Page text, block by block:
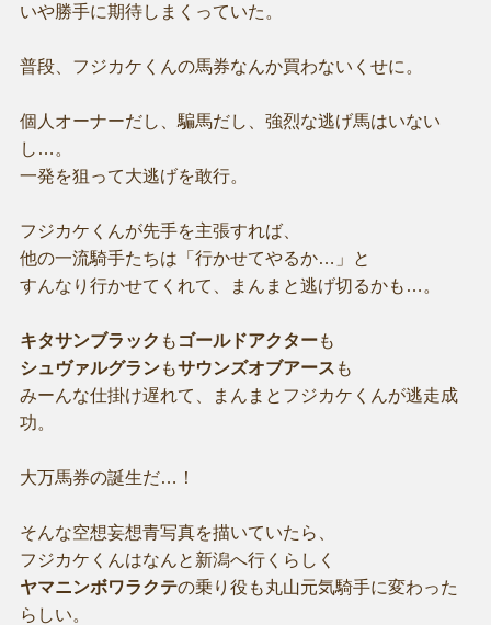
いや勝手に期待しまくっていた。
普段、フジカケくんの馬券なんか買わないくせに。
個人オーナーだし、騙馬だし、強烈な逃げ馬はいない
し…。
一発を狙って大逃げを敢行。
フジカケくんが先手を主張すれば、
他の一流騎手たちは「行かせてやるか…」と
すんなり行かせてくれて、まんまと逃げ切るかも…。
キタサンブラック も ゴールドアクターも
シュヴァルグランもサウンズオブアース も
みーんな仕掛け遅れて、まんまとフジカケくんが逃走成
功。
大万馬券の誕生だ…！
そんな空想妄想青写真を描いていたら、
フジカケくんはなんと新潟へ行くらしく
ヤマニンボワラクテの乗り役も丸山元気騎手に変わった
らしい。